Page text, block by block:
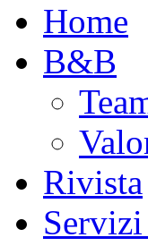
Home
B&B
Rivista